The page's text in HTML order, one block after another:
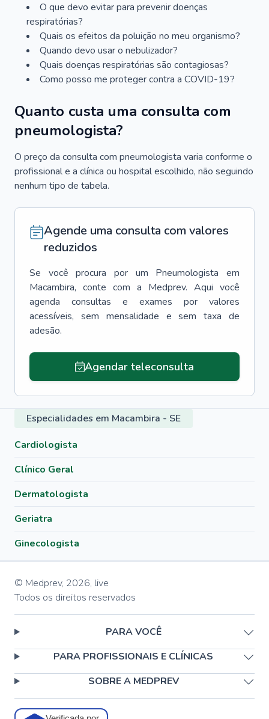
O que devo evitar para prevenir doenças
respiratórias?
Quais os efeitos da poluição no meu organismo?
Quando devo usar o nebulizador?
Quais doenças respiratórias são contagiosas?
Como posso me proteger contra a COVID-19?
Quanto custa uma consulta com
pneumologista?
O preço da consulta com pneumologista varia conforme o
profissional e a clínica ou hospital escolhido, não seguindo
nenhum tipo de tabela.
Agende uma consulta com valores
reduzidos
Se você procura por um Pneumologista
em
Macambira, conte com a Medprev. Aqui você
agenda consultas e exames por valores
acessíveis, sem mensalidade e sem taxa de
adesão.
Agendar teleconsulta
Especialidades em Macambira - SE
Cardiologista
Clínico Geral
Dermatologista
Geriatra
Ginecologista
© Medprev, 2026, live
Todos os direitos reservados
PARA VOCÊ
PARA PROFISSIONAIS E CLÍNICAS
SOBRE A MEDPREV